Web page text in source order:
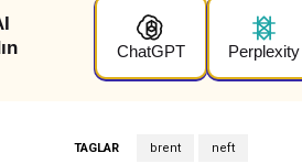
ChatGPT Perplexity
TAGLAR brent neft